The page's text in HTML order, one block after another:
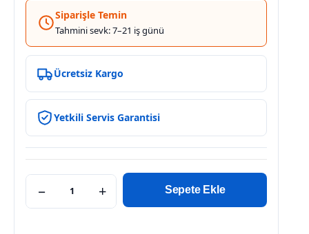
Siparişle Temin
Tahmini sevk: 7–21 iş günü
Ücretsiz Kargo
Yetkili Servis Garantisi
− + Sepete Ekle